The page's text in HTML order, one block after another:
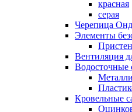
красная
серая
Черепица
Элементы
Вентиляция
Водосточные
Кровельные